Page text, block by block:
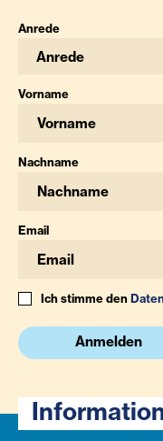
Anrede
Anrede
Vorname
Nachname
Email
Ich stimme den
Anmelden